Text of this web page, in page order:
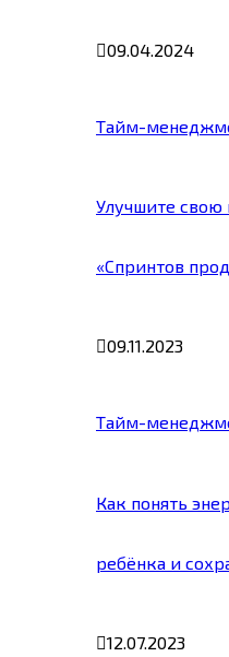
09.04.2024
Тайм-
Улучшите
«Спринтов
09.11.2023
Тайм-
Как понять
ребёнка и
12.07.2023